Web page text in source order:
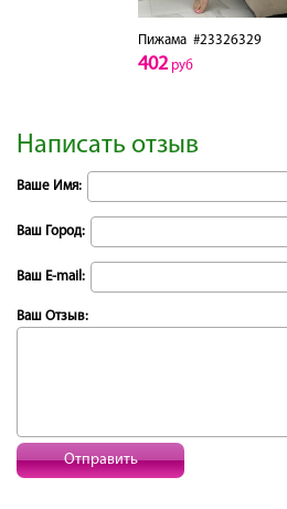
Пижама#23326329
402руб
Написать отзыв
Ваше Имя:
Ваш Город:
Ваш E-mail:
Ваш Отзыв:
Отправить